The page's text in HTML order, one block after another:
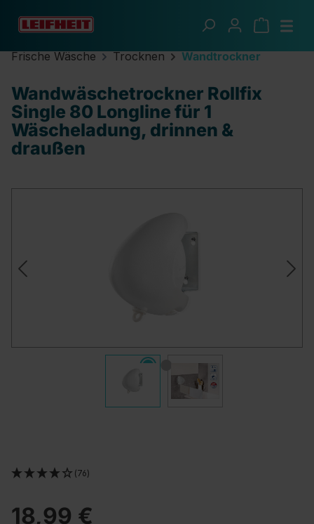
Zum Hauptinhalt springen
Frische Wäsche Trocknen Wandtrockner
Wandwäschetrockner Rollfix
Single 80 Longline für 1
Wäscheladung, drinnen &
draußen
18,99 €
(76)